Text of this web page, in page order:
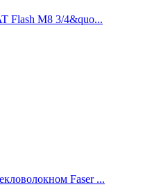
Flash M8 3/4&quo...
Faser ...